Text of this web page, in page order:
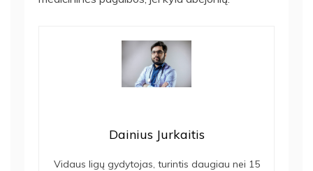
Dainius Jurkaitis
Vidaus ligų gydytojas, turintis daugiau nei 15